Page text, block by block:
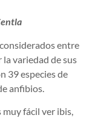
entre
variedad de sus
39 especies de
anfibios.
muy fácil ver ibis,